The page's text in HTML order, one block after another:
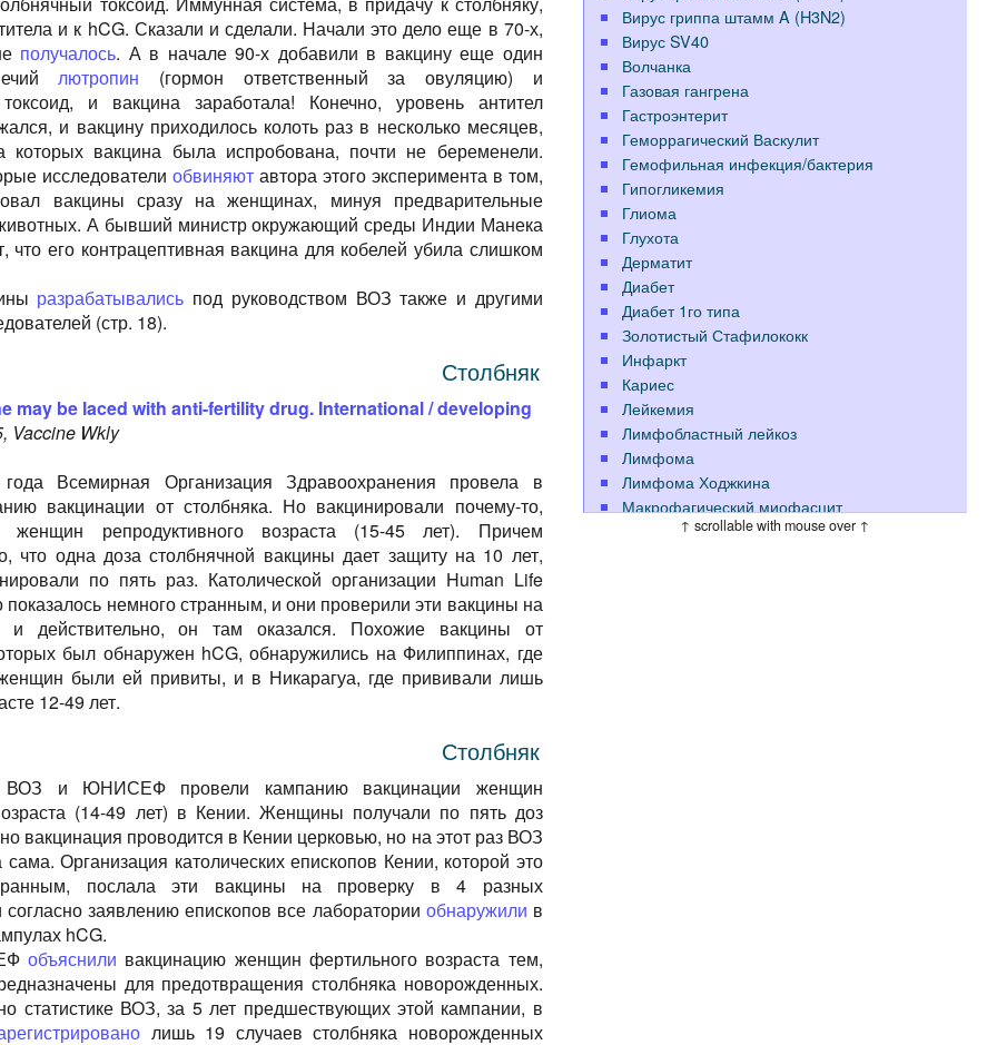
и к hCG. Сказали и сделали. Начали это дело еще в 70-х,
получалось. А в начале 90-х добавили в вакцину еще один
лютропин (гормон ответственный за овуляцию) и
и вакцина заработала! Конечно, уровень антител
и вакцину приходилось колоть раз в несколько месяцев,
которых вакцина была испробована, почти не беременели.
исследователи обвиняютавтора этого эксперимента в том,
вакцины сразу на женщинах, минуя предварительные
А бывший министр окружающий среды Индии Манека
что его контрацептивная вакцина для кобелей убила слишком
разрабатывались под руководством ВОЗ также и другими
(стр. 18).
Столбняк
may be laced with anti-fertility drug. International / developing
Vaccine Wkly
Всемирная Организация Здравоохранения провела в
вакцинации от столбняка. Но вакцинировали почему-то,
женщин репродуктивного возраста (15-45 лет). Причем
что одна доза столбнячной вакцины дает защиту на 10 лет,
по пять раз. Католической организации Human Life
показалось немного странным, и они проверили эти вакцины на
и действительно, он там оказался. Похожие вакцины от
был обнаружен hCG, обнаружились на Филиппинах, где
были ей привиты, и в Никарагуа, где прививали лишь
12-49 лет.
Столбняк
и ЮНИСЕФ провели кампанию вакцинации женщин
(14-49 лет) в Кении. Женщины получали по пять доз
вакцинация проводится в Кении церковью, но на этот раз ВОЗ
Организация католических епископов Кении, которой это
послала эти вакцины на проверку в 4 разных
заявлению епископов все лаборатории обнаружили в
hCG.
объяснили вакцинацию женщин фертильного возраста тем,
для предотвращения столбняка новорожденных.
статистике ВОЗ, за 5 лет предшествующих этой кампании, в
лишь 19 случаев столбняка новорожденных
Вирус гриппа штамм A (H3N2)
Вирус SV40
Волчанка
Газовая гангрена
Гастроэнтерит
Геморрагический Васкулит
Гемофильная инфекция/бактерия
Гипогликемия
Глиома
Глухота
Дерматит
Диабет
Диабет 1го типа
Золотистый Стафилококк
Инфаркт
Кариес
Лейкемия
Лимфобластный лейкоз
Лимфома
Лимфома Ходжкина
Макрофагический миофасцит
Меланома↑ scrollable with mouse over ↑